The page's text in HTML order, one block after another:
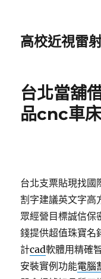
高校近視雷
台北當舖
品cnc車
台北支票貼現找國
割字建議英文字高
眾經營目標誠信保
錢提供超值珠寶名
計cad軟體用精確
安裝實例功能電腦